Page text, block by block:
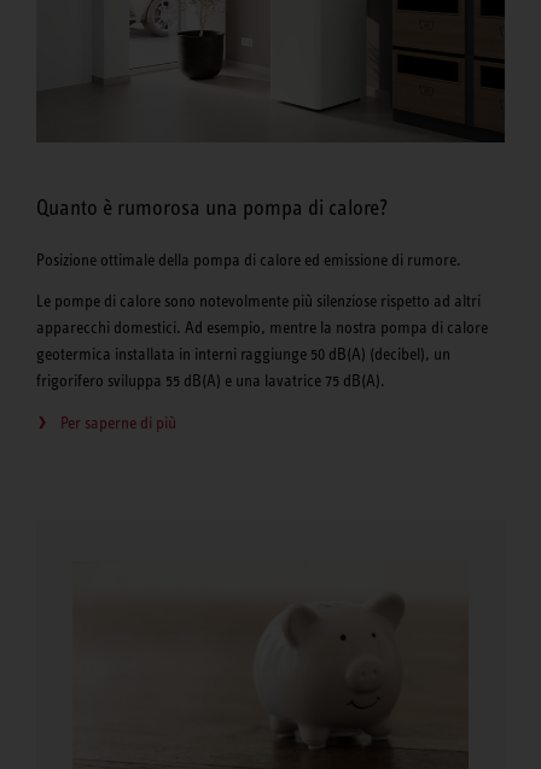
Quanto è rumorosa una pompa di calore?
Posizione ottimale della pompa di calore ed emissione di rumore.
Le pompe di calore sono notevolmente più silenziose rispetto ad altri
apparecchi domestici. Ad esempio, mentre la nostra pompa di calore
geotermica installata in interni raggiunge 50 dB(A) (decibel), un
frigorifero sviluppa 55 dB(A) e una lavatrice 75 dB(A).
Per saperne di più